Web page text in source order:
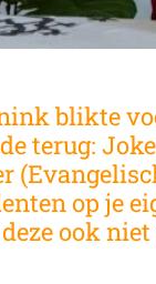
blikte
terug:
op je
ook niet